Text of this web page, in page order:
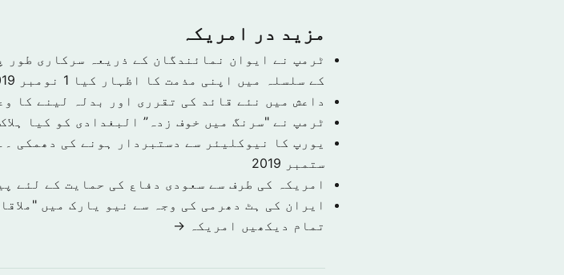
مزید در امريكہ
ٹرمپ نے ایوان نمائندگان کے ذریعہ سرکاری
کے سلسلہ میں اپنی مذمت کا اظہار کیا 1 نومبر 2019
داعش میں نئے قائد کی تقرری اور بدلہ لینے کا
ٹرمپ نے "سرنگ میں خوف زدہ” البغدادی کو کیا ہلاک
یورپ کا نیوکلیئر سے دستبردار ہونے کی دھمکی
ستمبر 2019
امریکہ کی طرف سے سعودی دفاع کی حمایت کے لئے
ایران کی ہٹ دھرمی کی وجہ سے نیو یارک میں
تمام دیکھیں امريكہ →